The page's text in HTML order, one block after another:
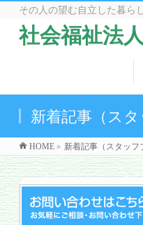
その人の望む自立した暮ら
社会福祉法
新着記事（スタ
HOME » 新着記事（スタッフ